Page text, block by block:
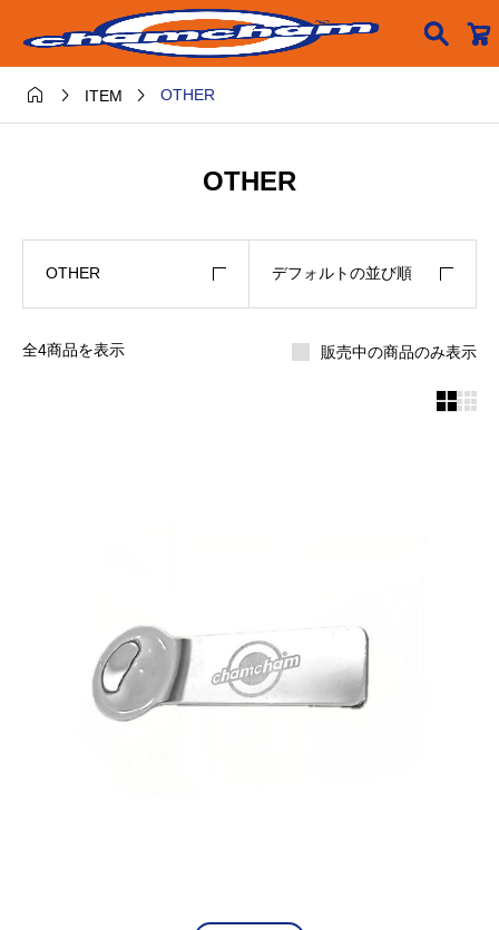

  ITEM  OTHER
OTHER
全4商品を表示
OTHER デフォルトの並び順
販売中の商品のみ表示
